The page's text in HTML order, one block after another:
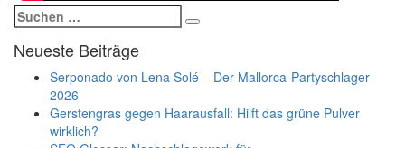
Suchen
nach:
Suchen
Neueste Beiträge
Serponado von Lena Solé – Der Mallorca-Partyschlager
2026
Gerstengras gegen Haarausfall: Hilft das grüne Pulver
wirklich?